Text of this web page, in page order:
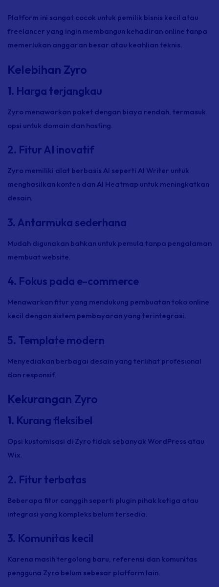
Platform ini sangat cocok untuk pemilik bisnis kecil atau
freelancer yang ingin membangun kehadiran online tanpa
memerlukan anggaran besar atau keahlian teknis.
Kelebihan Zyro
1. Harga terjangkau
Zyro menawarkan paket dengan biaya rendah, termasuk
opsi untuk domain dan hosting.
2. Fitur AI inovatif
Zyro memiliki alat berbasis AI seperti AI Writer untuk
menghasilkan konten dan AI Heatmap untuk meningkatkan
desain.
3. Antarmuka sederhana
Mudah digunakan bahkan untuk pemula tanpa pengalaman
membuat website.
4. Fokus pada e-commerce
Menawarkan fitur yang mendukung pembuatan toko online
kecil dengan sistem pembayaran yang terintegrasi.
5. Template modern
Menyediakan berbagai desain yang terlihat profesional
dan responsif.
Kekurangan Zyro
1. Kurang fleksibel
Opsi kustomisasi di Zyro tidak sebanyak WordPress atau
Wix.
2. Fitur terbatas
Beberapa fitur canggih seperti plugin pihak ketiga atau
integrasi yang kompleks belum tersedia.
3. Komunitas kecil
Karena masih tergolong baru, referensi dan komunitas
pengguna Zyro belum sebesar platform lain.